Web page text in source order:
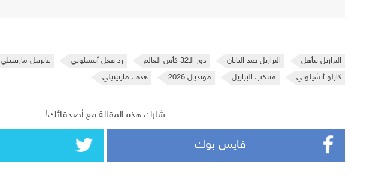
البرازيل تتأهل البرازيل ضد اليابان دور الـ32 كأس العالم رد فعل أنشيلوتي غابرييل مارتينيلي
كارلو أنشيلوتي
منتخب البرازيل مونديال 2026 هدف مارتينيلي
شارك هذه المقالة مع أصدقائك!
فايس بوك